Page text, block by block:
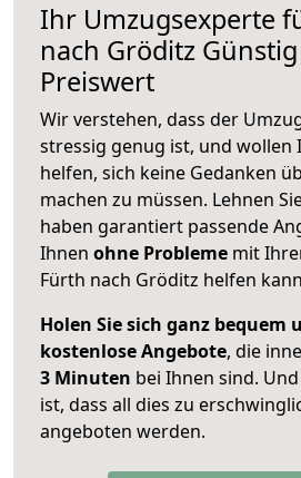
Ihr Umzugsexperte
nach Gröditz
Preiswert
Wir verstehen, dass der
stressig genug ist, und wollen
helfen, sich keine Gedanken
machen zu müssen. Lehnen
haben garantiert passende
Ihnen ohne Probleme mit
Fürth nach Gröditz helfen
Holen Sie sich ganz bequem
kostenlose Angebote, die
3 Minuten bei Ihnen sind.
ist, dass all dies zu
angeboten werden.